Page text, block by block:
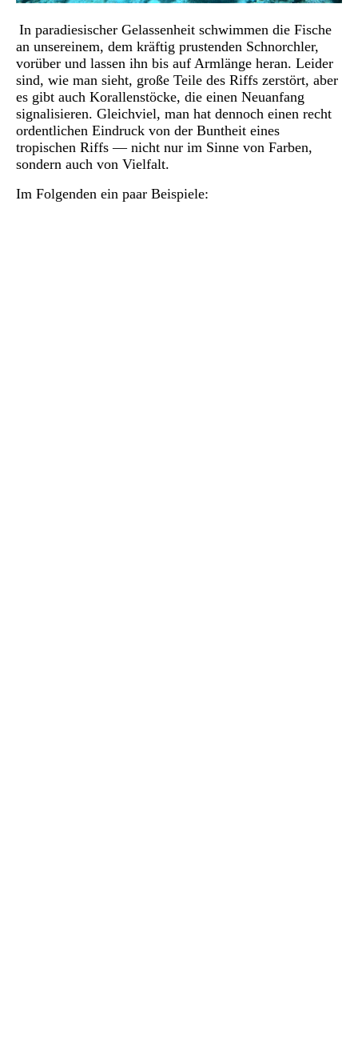
In paradiesischer Gelassenheit schwimmen die Fische
an unsereinem, dem kräftig prustenden Schnorchler,
vorüber und lassen ihn bis auf Armlänge heran. Leider
sind, wie man sieht, große Teile des Riffs zerstört, aber
es gibt auch Korallenstöcke, die einen Neuanfang
signalisieren. Gleichviel, man hat dennoch einen recht
ordentlichen Eindruck von der Buntheit eines
tropischen Riffs — nicht nur im Sinne von Farben,
sondern auch von Vielfalt.
Im Folgenden ein paar Beispiele: